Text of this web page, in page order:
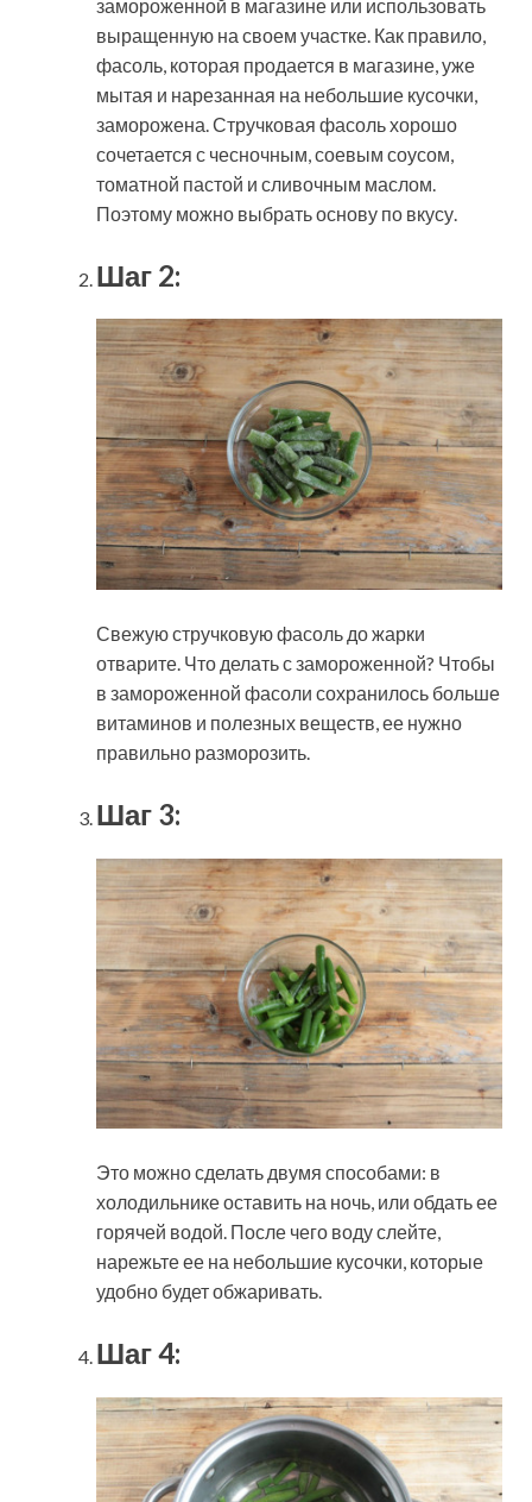
замороженной в магазине или использовать
выращенную на своем участке. Как правило,
фасоль, которая продается в магазине, уже
мытая и нарезанная на небольшие кусочки,
заморожена. Стручковая фасоль хорошо
сочетается с чесночным, соевым соусом,
томатной пастой и сливочным маслом.
Поэтому можно выбрать основу по вкусу.
Шаг 2:
Свежую стручковую фасоль до жарки
отварите. Что делать с замороженной? Чтобы
в замороженной фасоли сохранилось больше
витаминов и полезных веществ, ее нужно
правильно разморозить.
Шаг 3:
Это можно сделать двумя способами: в
холодильнике оставить на ночь, или обдать ее
горячей водой. После чего воду слейте,
нарежьте ее на небольшие кусочки, которые
удобно будет обжаривать.
Шаг 4: